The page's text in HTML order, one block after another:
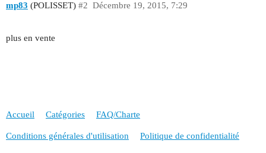
mp83 (POLISSET) Décembre 19, 2015, 7:29
#2
plus en vente
Accueil Catégories FAQ/Charte
Conditions générales d'utilisation Politique de confidentialité